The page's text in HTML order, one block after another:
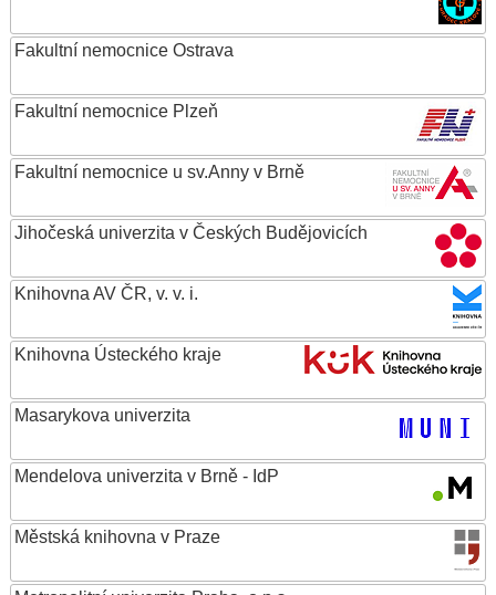
Fakultní nemocnice Ostrava
Fakultní nemocnice Plzeň
Fakultní nemocnice u sv.Anny v Brně
Jihočeská univerzita v Českých Budějovicích
Knihovna AV ČR, v. v. i.
Knihovna Ústeckého kraje
Masarykova univerzita
Mendelova univerzita v Brně - IdP
Městská knihovna v Praze